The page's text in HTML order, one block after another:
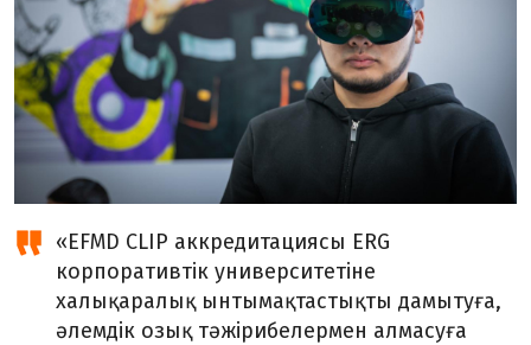
«EFMD CLIP аккредитациясы ERG
корпоративтік университетіне
халықаралық ынтымақтастықты дамытуға,
әлемдік озық тәжірибелермен алмасуға